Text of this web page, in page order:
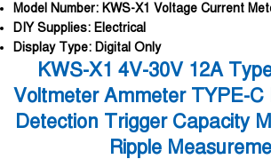
Model Number: KWS-X1 Voltage Current
DIY Supplies: Electrical
Display Type: Digital Only
KWS-X1 4V-30V 12A
Voltmeter Ammeter TYPE-
Detection Trigger Capacity
Ripple